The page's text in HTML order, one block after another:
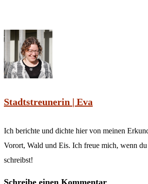
Stadtstreunerin | Eva
Ich berichte und dichte hier von meinen
Vorort, Wald und Eis. Ich freue mich, wenn
schreibst!
Schreibe einen Kommentar